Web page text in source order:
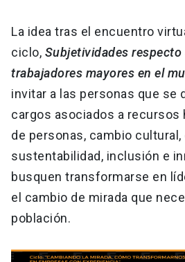
La idea tras el encuentro
ciclo, Subjetividades respecto
trabajadores mayores en el
invitar a las personas que se
cargos asociados a recursos
de personas, cambio
sustentabilidad, inclusión e
busquen transformarse en
el cambio de mirada que
población.